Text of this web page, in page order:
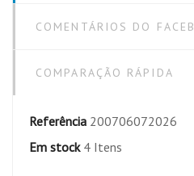
COMENTÁRIOS DO
COMPARAÇÃO RÁPIDA
Referência 200706072026
Em stock 4 Itens